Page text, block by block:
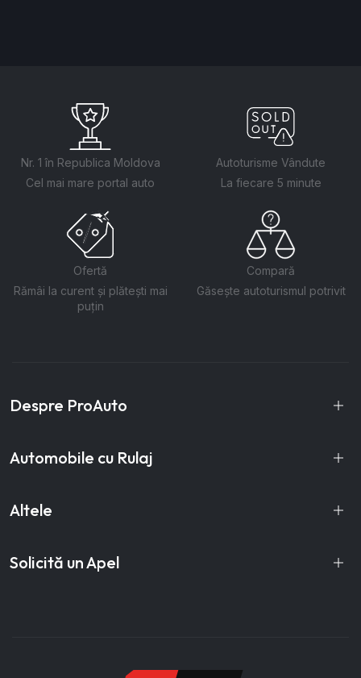
Nr. 1 în Republica Moldova
Cel mai mare portal auto
Autoturisme Vândute
La fiecare 5 minute
Ofertă
Rămâi la curent și plătești mai
puțin
Compară
Găsește autoturismul potrivit
Despre ProAuto
Automobile cu Rulaj
Altele
Solicită un Apel